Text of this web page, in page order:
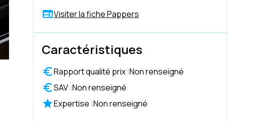
Visiter la fiche Pappers
Caractéristiques
Rapport qualité prix :Non renseigné
SAV :Non renseigné
Expertise :Non renseigné